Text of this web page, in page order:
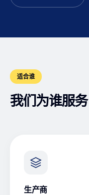
适合谁
我们为谁服务
生产商